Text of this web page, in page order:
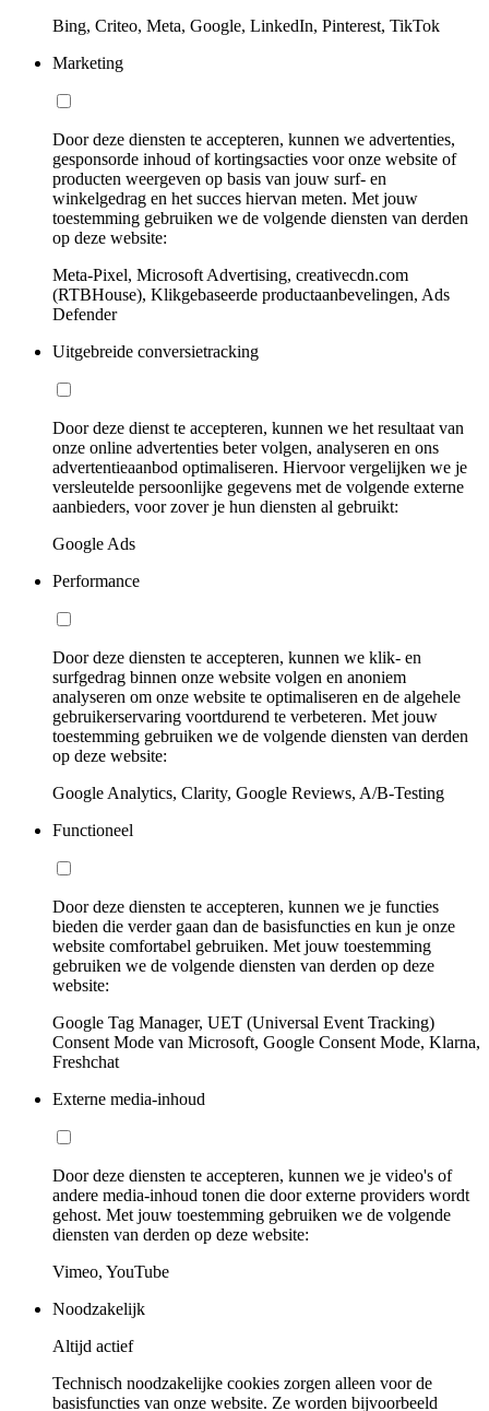
Bing, Criteo, Meta, Google, LinkedIn, Pinterest, TikTok
Marketing
Door deze diensten te accepteren, kunnen we advertenties,
gesponsorde inhoud of kortingsacties voor onze website of
producten weergeven op basis van jouw surf- en
winkelgedrag en het succes hiervan meten. Met jouw
toestemming gebruiken we de volgende diensten van derden
op deze website:
Meta-Pixel, Microsoft Advertising, creativecdn.com
(RTBHouse), Klikgebaseerde productaanbevelingen, Ads
Defender
Uitgebreide conversietracking
Door deze dienst te accepteren, kunnen we het resultaat van
onze online advertenties beter volgen, analyseren en ons
advertentieaanbod optimaliseren. Hiervoor vergelijken we je
versleutelde persoonlijke gegevens met de volgende externe
aanbieders, voor zover je hun diensten al gebruikt:
Google Ads
Performance
Door deze diensten te accepteren, kunnen we klik- en
surfgedrag binnen onze website volgen en anoniem
analyseren om onze website te optimaliseren en de algehele
gebruikerservaring voortdurend te verbeteren. Met jouw
toestemming gebruiken we de volgende diensten van derden
op deze website:
Google Analytics, Clarity, Google Reviews, A/B-Testing
Functioneel
Door deze diensten te accepteren, kunnen we je functies
bieden die verder gaan dan de basisfuncties en kun je onze
website comfortabel gebruiken. Met jouw toestemming
gebruiken we de volgende diensten van derden op deze
website:
Google Tag Manager, UET (Universal Event Tracking)
Consent Mode van Microsoft, Google Consent Mode, Klarna,
Freshchat
Externe media-inhoud
Door deze diensten te accepteren, kunnen we je video's of
andere media-inhoud tonen die door externe providers wordt
gehost. Met jouw toestemming gebruiken we de volgende
diensten van derden op deze website:
Vimeo, YouTube
Noodzakelijk
Altijd actief
Technisch noodzakelijke cookies zorgen alleen voor de
basisfuncties van onze website. Ze worden bijvoorbeeld